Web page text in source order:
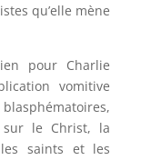
qu’elle mène
pour Charlie
vomitive
sur le Christ, la
saints et les